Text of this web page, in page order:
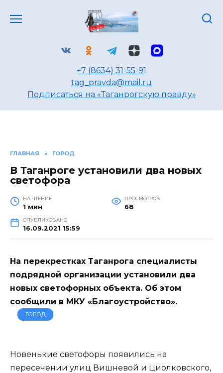
+7 (8634) 31-55-91
tag_pravda@mail.ru
Подписаться на «Таганрогскую правду»
ГЛАВНАЯ » ГОРОД
В Таганроге установили два новых
светофора
НА ЧТЕНИЕ
1 мин
ПРОСМОТРОВ
68
ОПУБЛИКОВАНО
16.09.2021 15:59
На перекрестках Таганрога специалисты
подрядной организации установили два
новых светофорных объекта. Об этом
сообщили в МКУ «Благоустройство».
ГОРОД
Новенькие светофоры появились на
пересечении улиц Вишневой и Циолковского,